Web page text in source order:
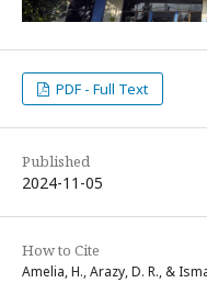
PDF - Full Text
Published
2024-11-05
How to Cite
Amelia, H., Arazy, D. R., &